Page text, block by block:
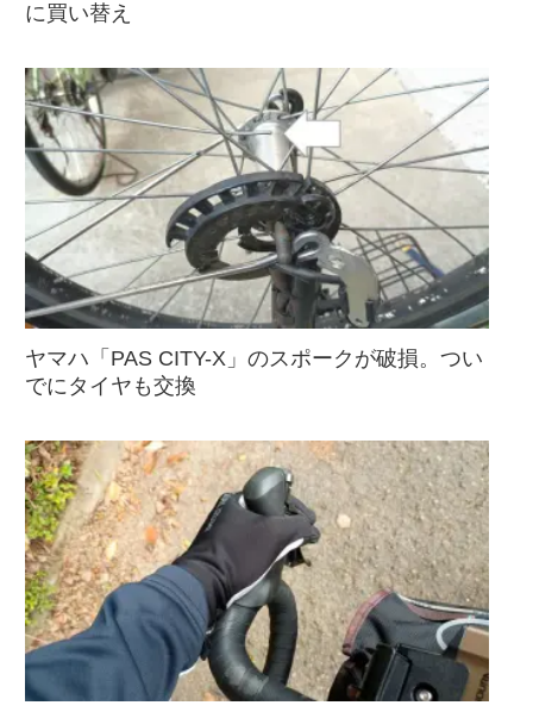
に買い替え
ヤマハ「PAS CITY-X」のスポークが破損。つい
でにタイヤも交換